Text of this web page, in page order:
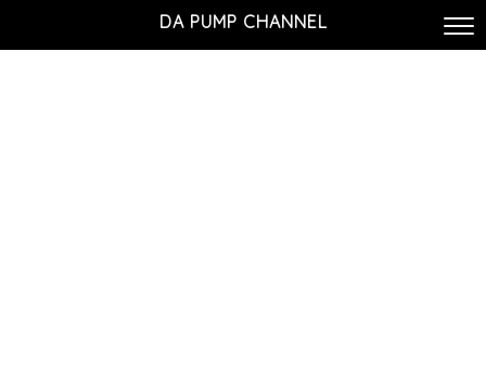
DA PUMP CHANNEL